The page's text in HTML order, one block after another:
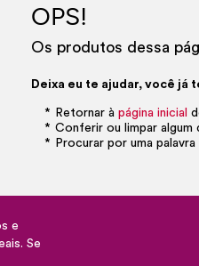
OPS!
Os produtos dessa
Deixa eu te ajudar, você já
Retornar àpágina inicial
Conferir ou limpar
Procurar por uma
e
Se